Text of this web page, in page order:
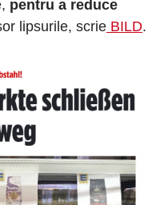
pentru a reduce
lipsurile, scrie BILD.